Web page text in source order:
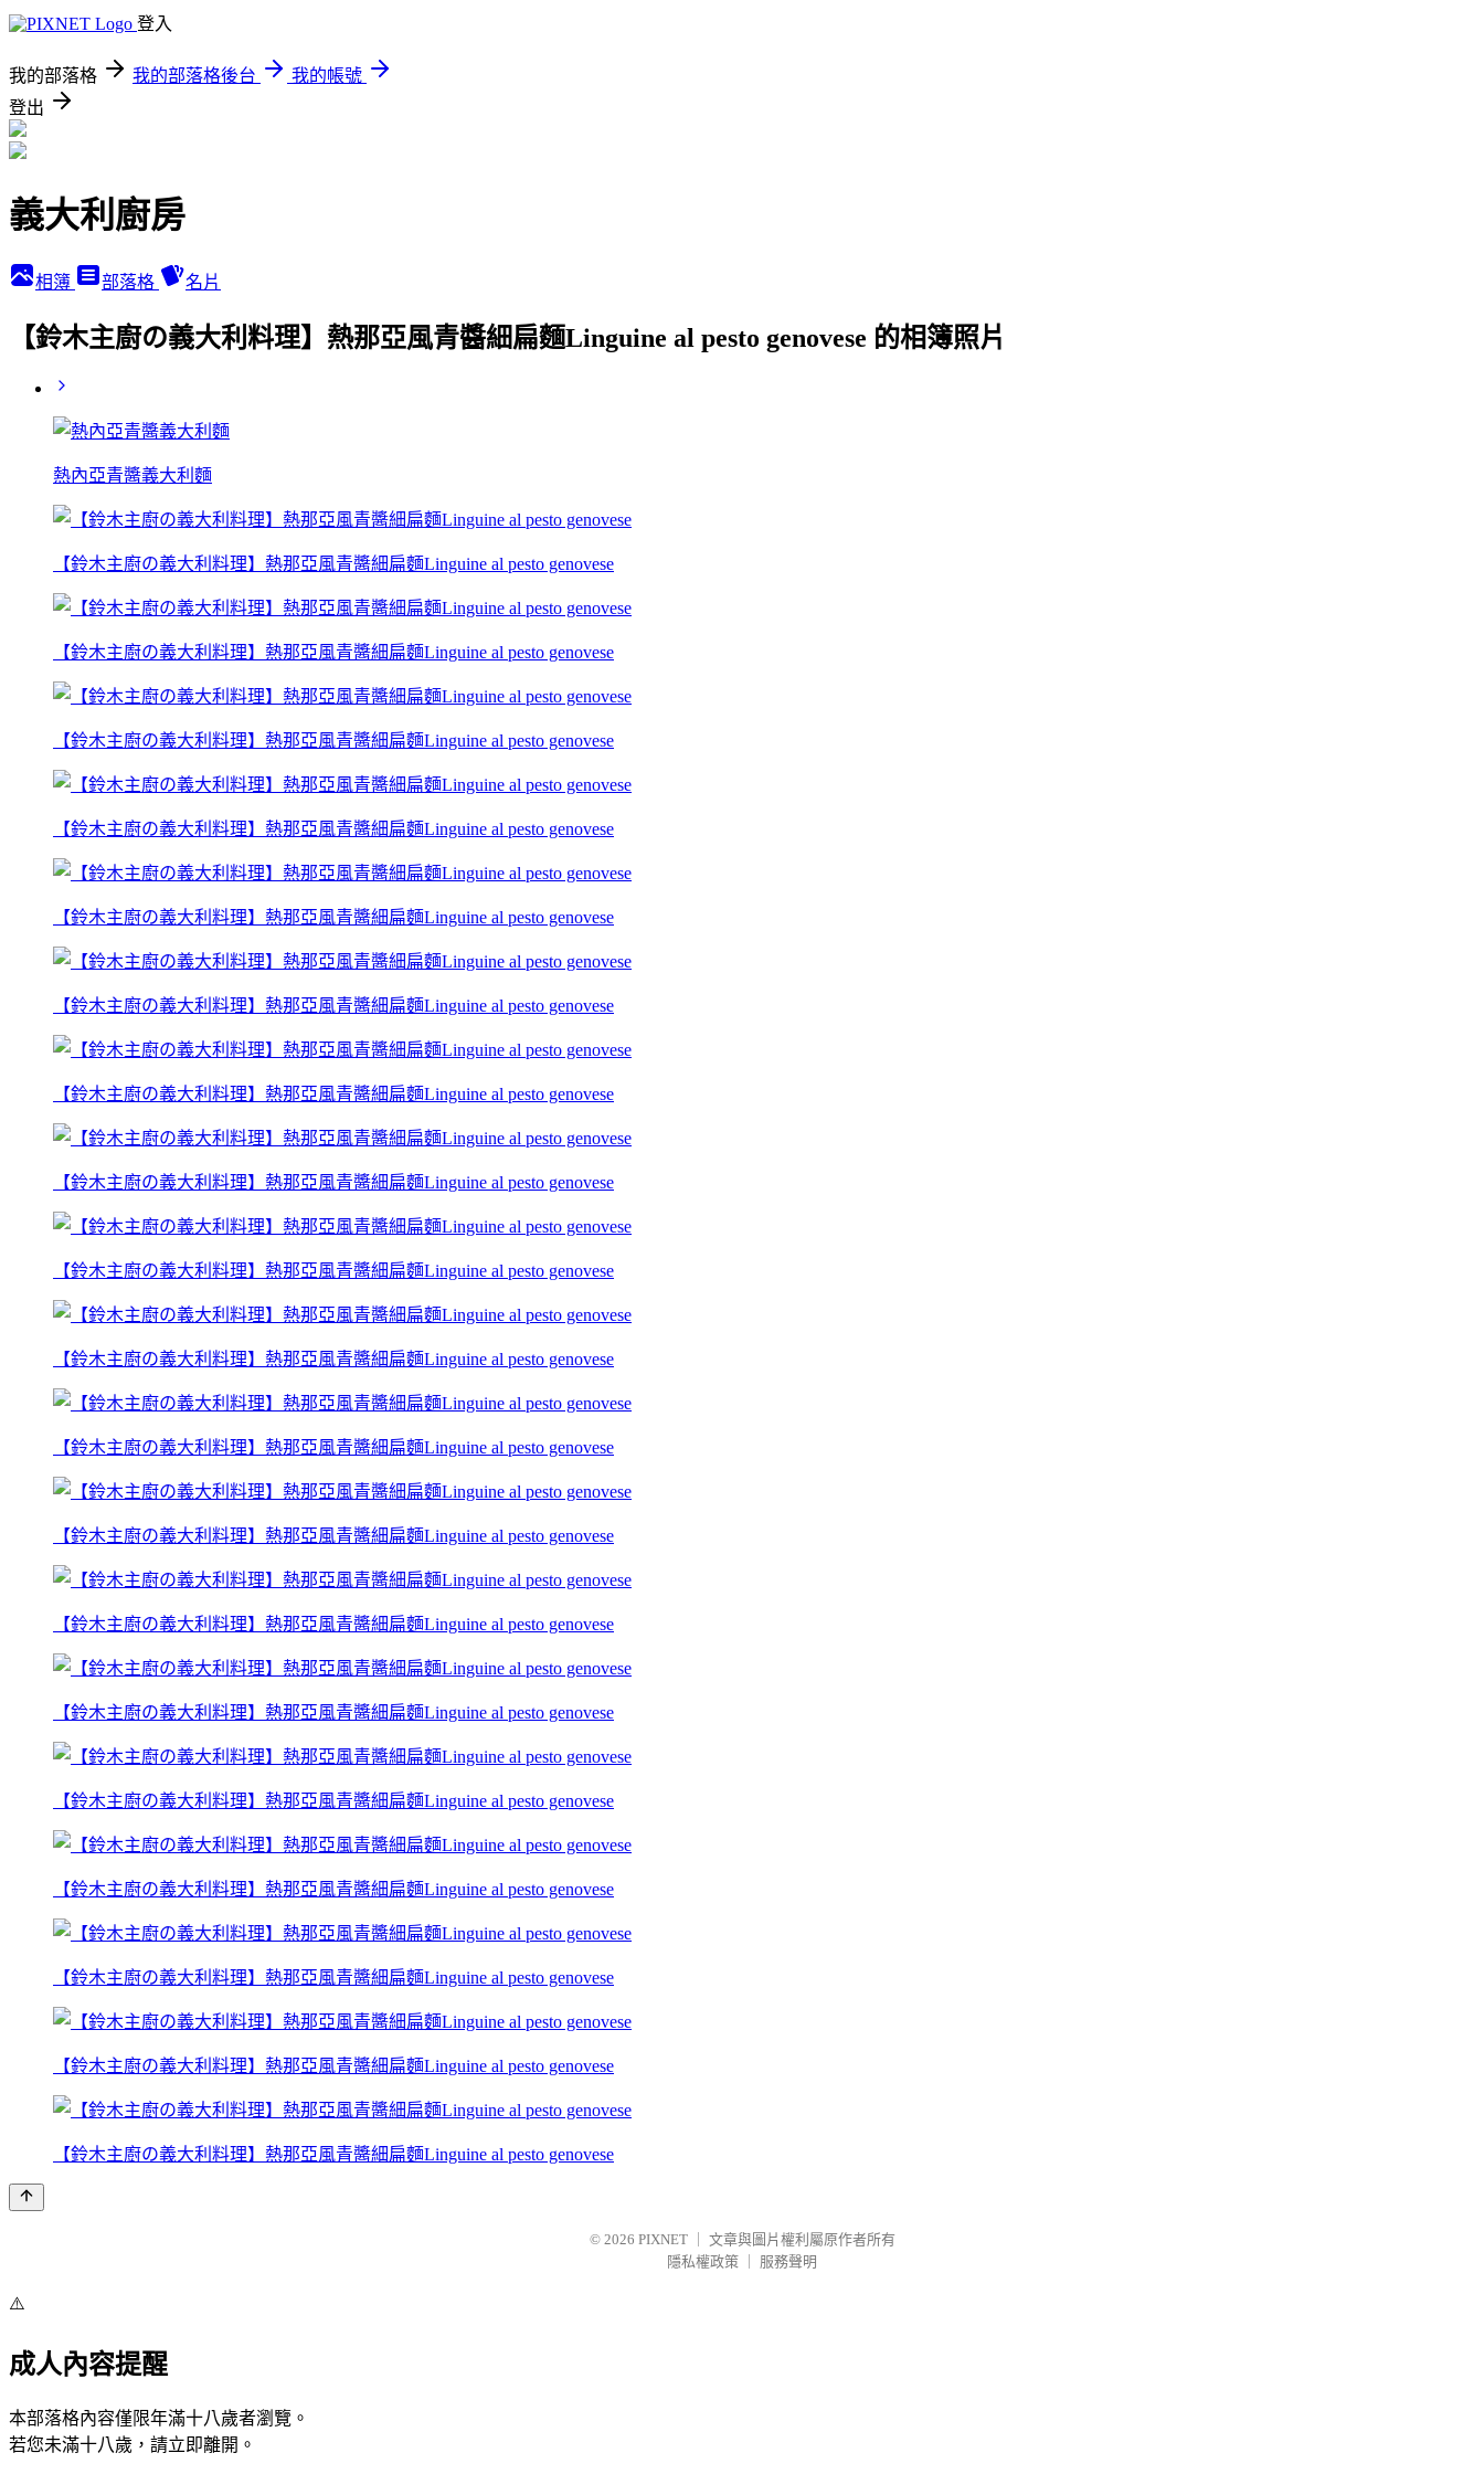
登入
我的部落格 我的部落格後台
我的帳號
登出
義大利廚房
相簿 部落格 名片
【鈴木主廚の義大利料理】熱那亞風青醬細扁麵Linguine al pesto genovese 的相簿照片
熱內亞青醬義大利麵
【鈴木主廚の義大利料理】熱那亞風青醬細扁麵Linguine al pesto genovese
【鈴木主廚の義大利料理】熱那亞風青醬細扁麵Linguine al pesto genovese
【鈴木主廚の義大利料理】熱那亞風青醬細扁麵Linguine al pesto genovese
【鈴木主廚の義大利料理】熱那亞風青醬細扁麵Linguine al pesto genovese
【鈴木主廚の義大利料理】熱那亞風青醬細扁麵Linguine al pesto genovese
【鈴木主廚の義大利料理】熱那亞風青醬細扁麵Linguine al pesto genovese
【鈴木主廚の義大利料理】熱那亞風青醬細扁麵Linguine al pesto genovese
【鈴木主廚の義大利料理】熱那亞風青醬細扁麵Linguine al pesto genovese
【鈴木主廚の義大利料理】熱那亞風青醬細扁麵Linguine al pesto genovese
【鈴木主廚の義大利料理】熱那亞風青醬細扁麵Linguine al pesto genovese
【鈴木主廚の義大利料理】熱那亞風青醬細扁麵Linguine al pesto genovese
【鈴木主廚の義大利料理】熱那亞風青醬細扁麵Linguine al pesto genovese
【鈴木主廚の義大利料理】熱那亞風青醬細扁麵Linguine al pesto genovese
【鈴木主廚の義大利料理】熱那亞風青醬細扁麵Linguine al pesto genovese
【鈴木主廚の義大利料理】熱那亞風青醬細扁麵Linguine al pesto genovese
【鈴木主廚の義大利料理】熱那亞風青醬細扁麵Linguine al pesto genovese
【鈴木主廚の義大利料理】熱那亞風青醬細扁麵Linguine al pesto genovese
【鈴木主廚の義大利料理】熱那亞風青醬細扁麵Linguine al pesto genovese
【鈴木主廚の義大利料理】熱那亞風青醬細扁麵Linguine al pesto genovese
© 2026 PIXNET
文章與圖片權利屬原作者所有
隱私權政策
服務聲明
⚠️
成人內容提醒
本部落格內容僅限年滿十八歲者瀏覽。
若您未滿十八歲，請立即離開。